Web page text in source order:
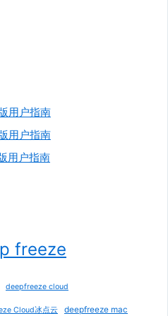
用户指南
用户指南
用户指南
freeze
deepfreeze cloud
Cloud冰点云 deepfreeze mac